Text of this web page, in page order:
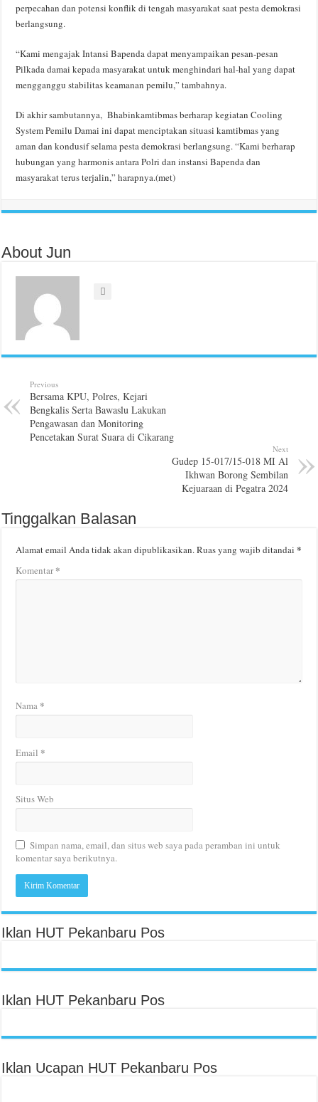
perpecahan dan potensi konflik di tengah masyarakat saat pesta demokrasi
berlangsung.
“Kami mengajak Intansi Bapenda dapat menyampaikan pesan-pesan
Pilkada damai kepada masyarakat untuk menghindari hal-hal yang dapat
mengganggu stabilitas keamanan pemilu,” tambahnya.
Di akhir sambutannya, Bhabinkamtibmas berharap kegiatan Cooling
System Pemilu Damai ini dapat menciptakan situasi kamtibmas yang
aman dan kondusif selama pesta demokrasi berlangsung. “Kami berharap
hubungan yang harmonis antara Polri dan instansi Bapenda dan
masyarakat terus terjalin,” harapnya.(met)
About Jun
Previous
Bersama KPU, Polres, Kejari
Bengkalis Serta Bawaslu Lakukan
Pengawasan dan Monitoring
Pencetakan Surat Suara di Cikarang
Next
Gudep 15-017/15-018 MI Al
Ikhwan Borong Sembilan
Kejuaraan di Pegatra 2024
Tinggalkan Balasan
Alamat email Anda tidak akan dipublikasikan.Ruas yang wajib ditandai*
Komentar*
Nama *
Email *
Situs Web
Simpan nama, email, dan situs web saya pada peramban ini untuk
komentar saya berikutnya.
Iklan HUT Pekanbaru Pos
Iklan HUT Pekanbaru Pos
Iklan Ucapan HUT Pekanbaru Pos